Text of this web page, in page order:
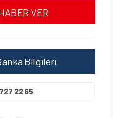
VER
Bilgileri
22 65